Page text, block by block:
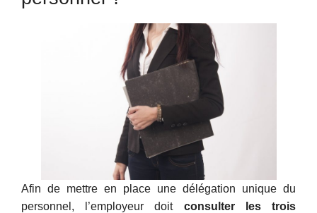
Afin de mettre en place une délégation unique du
personnel, l’employeur doit consulter les trois